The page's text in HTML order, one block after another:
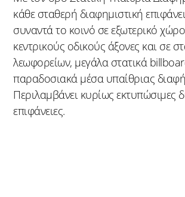
κάθε σταθερή διαφημιστική
συναντά το κοινό σε εξωτερικό
κεντρικούς οδικούς άξονες και σε
λεωφορείων, μεγάλα στατικά
παραδοσιακά μέσα υπαίθριας
Περιλαμβάνει κυρίως εκτυπώσιμες
επιφάνειες.